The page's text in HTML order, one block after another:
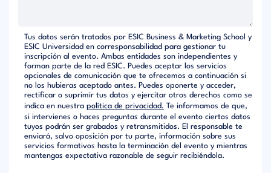
Tus datos serán tratados por ESIC Business & Marketing School y
ESIC Universidad en corresponsabilidad para gestionar tu
inscripción al evento. Ambas entidades son independientes y
forman parte de la red ESIC. Puedes aceptar los servicios
opcionales de comunicación que te ofrecemos a continuación si
no los hubieras aceptado antes. Puedes oponerte y acceder,
rectificar o suprimir tus datos y ejercitar otros derechos como se
indica en nuestra política de privacidad. Te informamos de que,
si intervienes o haces preguntas durante el evento ciertos datos
tuyos podrán ser grabados y retransmitidos. El responsable te
enviará, salvo oposición por tu parte, información sobre sus
servicios formativos hasta la terminación del evento y mientras
mantengas expectativa razonable de seguir recibiéndola.